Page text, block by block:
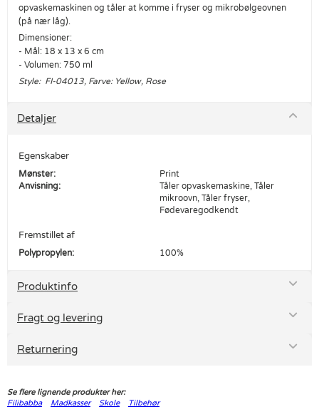
opvaskemaskinen og tåler at komme i fryser og mikrobølgeovnen
(på nær låg).
Dimensioner:
- Mål: 18 x 13 x 6 cm
- Volumen: 750 ml
Style: FI-04013, Farve: Yellow, Rose
Detaljer
Egenskaber
Mønster:
Print
Anvisning:
Tåler opvaskemaskine, Tåler
mikroovn, Tåler fryser,
Fødevaregodkendt
Fremstillet af
Polypropylen: 100%
Produktinfo
Fragt og levering
Returnering
Se flere lignende produkter her:
Filibabba
Madkasser Skole Tilbehør